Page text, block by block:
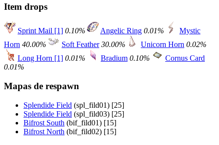
Item drops
Sprint Mail [1] 0.10% Angelic Ring 0.01%
Mystic
Horn 40.00% Soft Feather 30.00% Unicorn Horn 0.02%
Long Horn [1] 0.01% Bradium 0.10%
Cornus Card
0.01%
Mapas de respawn
Splendide Field (spl_fild01) [25]
Splendide Field (spl_fild03) [25]
Bifrost South (bif_fild01) [15]
Bifrost North (bif_fild02) [15]